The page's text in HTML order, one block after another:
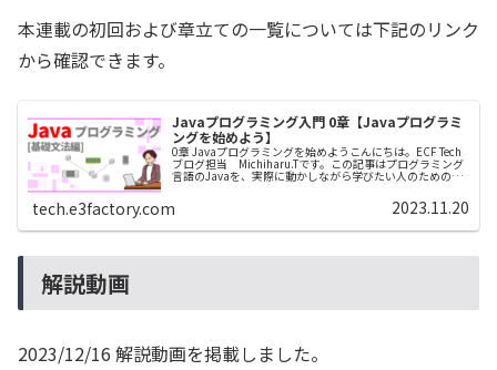
本連載の初回および章立ての一覧については下記のリンク
から確認できます。
Javaプログラミング入門 0章【Javaプログラミ
ングを始めよう】
0章 Javaプログラミングを始めようこんにちは。ECF Tech
ブログ担当 Michiharu.Tです。この記事はプログラミング
言語のJavaを、実際に動かしながら学びたい人のための学
tech.e3factory.com 2023.11.20
解説動画
2023/12/16 解説動画を掲載しました。